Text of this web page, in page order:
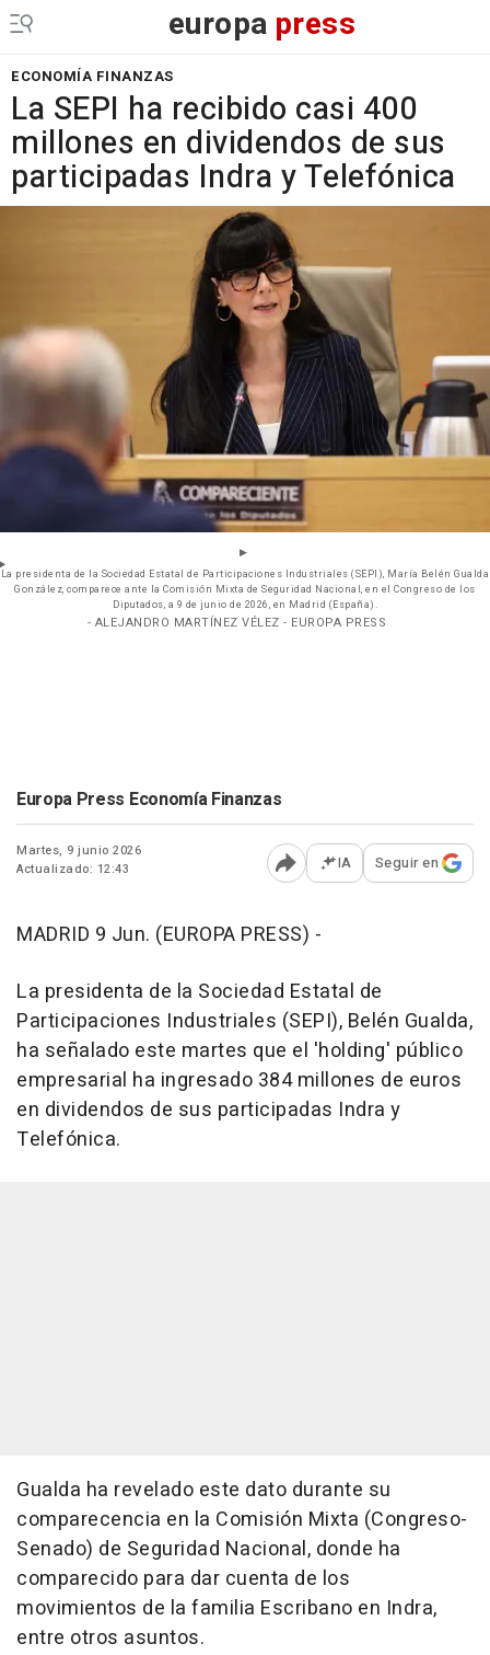
europa press
ECONOMÍA FINANZAS
La SEPI ha recibido casi 400
millones en dividendos de sus
participadas Indra y Telefónica
La presidenta de la Sociedad Estatal de Participaciones Industriales (SEPI), María Belén Gualda
González, comparece ante la Comisión Mixta de Seguridad Nacional, en el Congreso de los
Diputados, a 9 de junio de 2026, en Madrid (España).
- ALEJANDRO MARTÍNEZ VÉLEZ - EUROPA PRESS
Europa Press Economía Finanzas
Martes, 9 junio 2026
Actualizado: 12:43
Abrir opciones para
IA Seguir en
MADRID 9 Jun. (EUROPA PRESS) -
La presidenta de la Sociedad Estatal de
Participaciones Industriales (SEPI), Belén Gualda,
ha señalado este martes que el 'holding' público
empresarial ha ingresado 384 millones de euros
en dividendos de sus participadas Indra y
Telefónica.
Gualda ha revelado este dato durante su
comparecencia en la Comisión Mixta (Congreso-
Senado) de Seguridad Nacional, donde ha
comparecido para dar cuenta de los
movimientos de la familia Escribano en Indra,
entre otros asuntos.